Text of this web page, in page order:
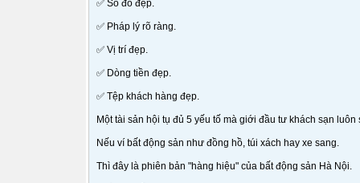
✅ Sổ đỏ đẹp.
✅ Pháp lý rõ ràng.
✅ Vị trí đẹp.
✅ Dòng tiền đẹp.
✅ Tệp khách hàng đẹp.
Một tài sản hội tụ đủ 5 yếu tố mà giới đầu tư khách sạn luôn
Nếu ví bất động sản như đồng hồ, túi xách hay xe sang.
Thì đây là phiên bản "hàng hiệu" của bất động sản Hà Nội.